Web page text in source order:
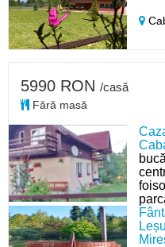
5990 RON /casă
Fără masă